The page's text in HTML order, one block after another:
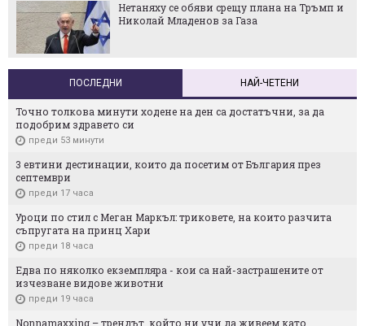
Нетаняху се обяви срещу плана на Тръмп и
Николай Младенов за Газа
ПОСЛЕДНИ НАЙ-ЧЕТЕНИ
Точно толкова минути ходене на ден са достатъчни, за да
подобрим здравето си
преди 53 минути
3 евтини дестинации, които да посетим от България през
септември
преди 17 часа
Уроци по стил с Меган Маркъл: триковете, на които разчита
съпругата на принц Хари
преди 18 часа
Едва по няколко екземпляра - кои са най-застрашените от
изчезване видове животни
преди 19 часа
Nonnamaxxing – трендът, който ни учи да живеем като